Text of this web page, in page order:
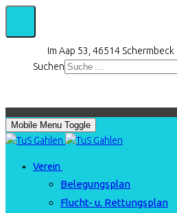
Im Aap 53, 46514 Schermbeck
Suchen
Mobile Menu Toggle
Verein
Belegungsplan
Flucht- u. Rettungsplan